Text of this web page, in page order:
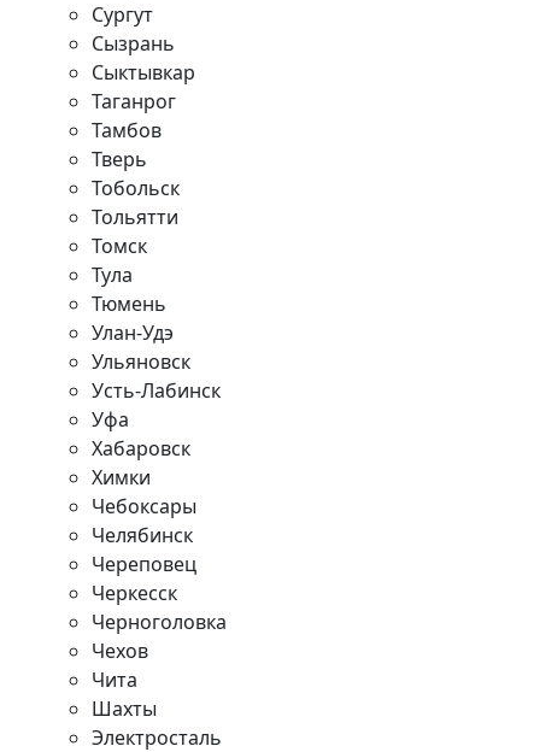
Сургут
Сызрань
Сыктывкар
Таганрог
Тамбов
Тверь
Тобольск
Тольятти
Томск
Тула
Тюмень
Улан-Удэ
Ульяновск
Усть-Лабинск
Уфа
Хабаровск
Химки
Чебоксары
Челябинск
Череповец
Черкесск
Черноголовка
Чехов
Чита
Шахты
Электросталь